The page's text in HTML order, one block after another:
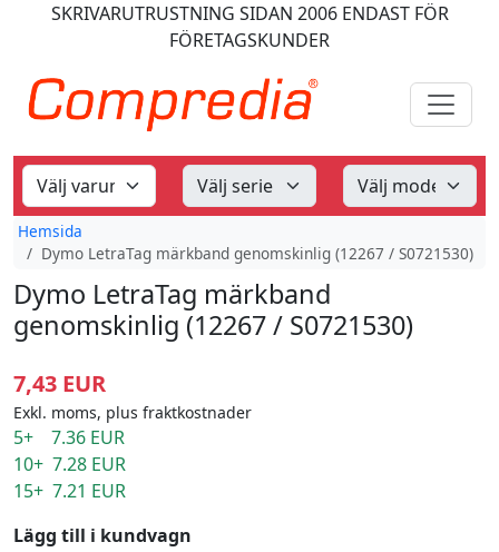
SKRIVARUTRUSTNING SIDAN 2006ENDAST FÖR
FÖRETAGSKUNDER
Hemsida
Dymo LetraTag märkband genomskinlig (12267 / S0721530)
Dymo LetraTag märkband
genomskinlig (12267 / S0721530)
7,43 EUR
Exkl. moms, plus fraktkostnader
5+ 7.36 EUR
10+ 7.28 EUR
15+ 7.21 EUR
Lägg till i kundvagn